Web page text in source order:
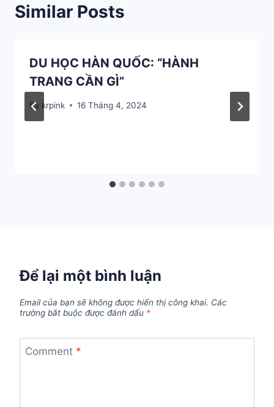
Similar Posts
DU HỌC HÀN QUỐC: “HÀNH
TRANG CẦN GÌ”
By krpink 16 Tháng 4, 2024
Để lại một bình luận
Email của bạn sẽ không được hiển thị công khai. Các
trường bắt buộc được đánh dấu *
Comment *